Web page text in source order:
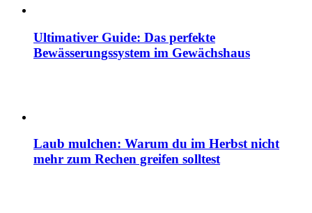
Ultimativer Guide: Das perfekte
Bewässerungssystem im Gewächshaus
Laub mulchen: Warum du im Herbst nicht
mehr zum Rechen greifen solltest